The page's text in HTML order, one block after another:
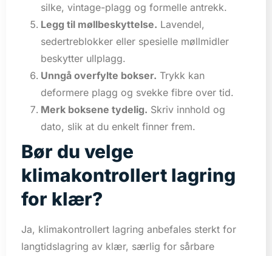
silke, vintage-plagg og formelle antrekk.
Legg til møllbeskyttelse. Lavendel,
sedertreblokker eller spesielle møllmidler
beskytter ullplagg.
Unngå overfylte bokser. Trykk kan
deformere plagg og svekke fibre over tid.
Merk boksene tydelig. Skriv innhold og
dato, slik at du enkelt finner frem.
Bør du velge
klimakontrollert lagring
for klær?
Ja, klimakontrollert lagring anbefales sterkt for
langtidslagring av klær, særlig for sårbare